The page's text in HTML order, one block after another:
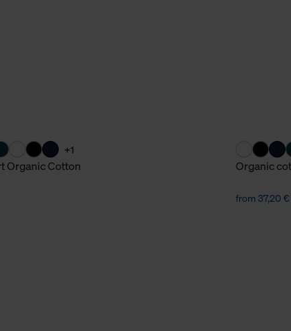
+1
Organic Cotton Organic
from 37,20 €